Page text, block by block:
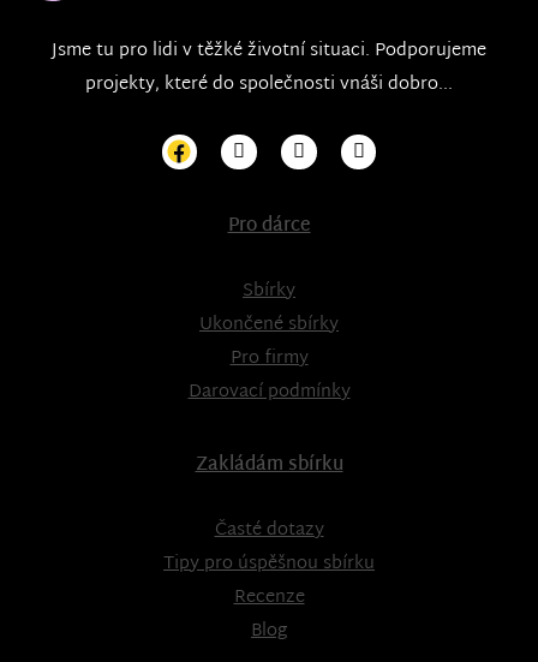
Jsme tu pro lidi v těžké životní situaci. Podporujeme
projekty, které do společnosti vnáši dobro...
Pro dárce
Sbírky
Ukončené sbírky
Pro firmy
Darovací podmínky
Zakládám sbírku
Časté dotazy
Tipy pro úspěšnou sbírku
Recenze
Blog